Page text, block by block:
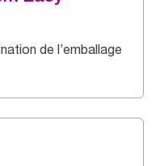
de l’emballage